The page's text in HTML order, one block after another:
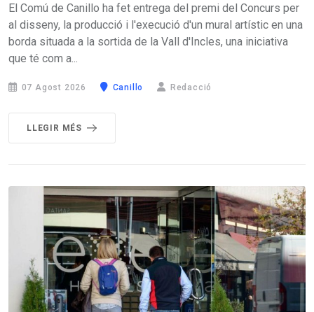
El Comú de Canillo ha fet entrega del premi del Concurs per
al disseny, la producció i l'execució d'un mural artístic en una
borda situada a la sortida de la Vall d'Incles, una iniciativa
que té com a...
07 Agost 2026 Canillo Redacció
LLEGIR MÉS